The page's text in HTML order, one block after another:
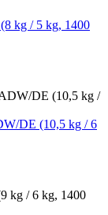
kg / 5 kg, 1400
DE (10,5 kg / 6